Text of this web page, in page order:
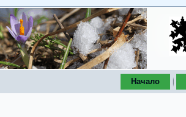
Начало